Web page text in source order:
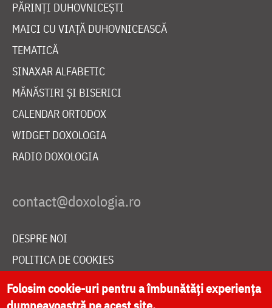
PĂRINȚI DUHOVNICEȘTI
MAICI CU VIAȚĂ DUHOVNICEASCĂ
TEMATICĂ
SINAXAR ALFABETIC
MĂNĂSTIRI ȘI BISERICI
CALENDAR ORTODOX
WIDGET DOXOLOGIA
RADIO DOXOLOGIA
DESPRE NOI
POLITICA DE COOKIES
DONEAZĂ ONLINE PENTRU CATEDRALA NAȚIONALĂ
Folosim cookie-uri pentru a îmbunătăți experiența